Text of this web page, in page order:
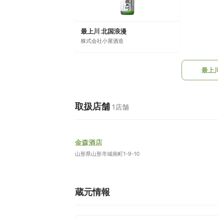
最上川 北国浪漫
株式会社小屋酒造
最上
取扱店舗 1店舗
金森酒店
山形県山形市城南町1-9-10
蔵元情報